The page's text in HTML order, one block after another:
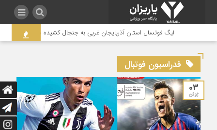
لیگ فوتسال استان آذربایجان غربی به جنجال کشیده شد / لزوم بازنگری
فدراسیون فوتبال
03
ژوئن